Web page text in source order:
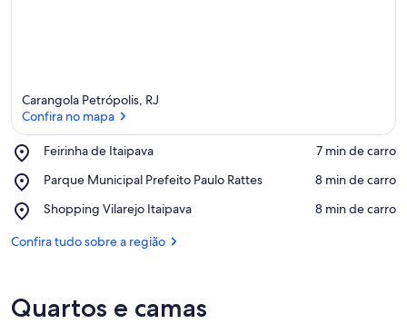
Carangola Petrópolis, RJ
Confira no mapa
Feirinha de Itaipava
Place,
de
‪7 min de carro‬
Parque Municipal Prefeito Paulo Rattes
Place,
Municipal
Paulo
‪8 min de carro‬
Shopping Vilarejo Itaipava
Place,
Vilarejo
‪8 min de carro‬
Confira tudo sobre a região
Quartos e camas